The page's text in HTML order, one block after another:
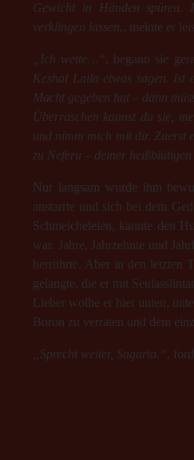
Gewicht in Händen spüren.
verklingen lassen., meinte er
„Ich wette…“, begann sie
Keshal Laila etwas sagen. Ist
Macht gegeben hat – dann
Überraschen kannst du sie,
und nimm mich mit dir. Zuerst
zu Neferu – deiner
Nur langsam wurde ihm
anstarrte und sich bei dem
Schmeicheleien, kannte den
war. Jahre, Jahrzehnte und
herrührte. Aber in den letzten
gelangte, die er mit
Lieber wollte er hier unten,
Boron zu verraten und dem
„Sprecht weiter, Sagarta.“,